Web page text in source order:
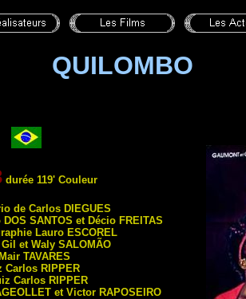
QUILOMBO
durée 119' Couleur
de Carlos DIEGUES
DOS SANTOS et Décio FREITAS
Lauro ESCOREL
et Waly SALOMÃO
TAVARES
Carlos RIPPER
Carlos RIPPER
et Victor RAPOSEIRO